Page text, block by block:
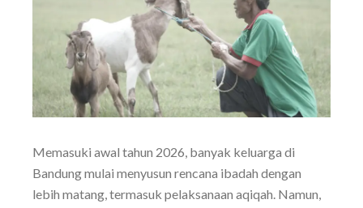
Memasuki awal tahun 2026, banyak keluarga di
Bandung mulai menyusun rencana ibadah dengan
lebih matang, termasuk pelaksanaan aqiqah. Namun,